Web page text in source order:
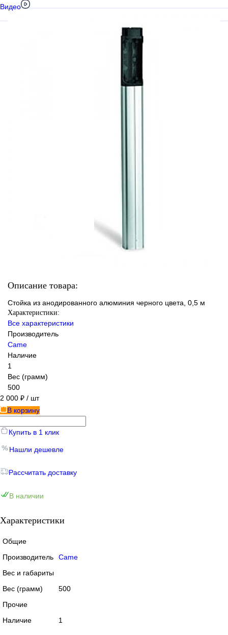
Видео
Описание товара:
Стойка из анодированного алюминия черного цвета, 0,5 м
Характеристики:
Все характеристики
Производитель
Came
Наличие
1
Вес (грамм)
500
2 000 ₽ / шт
В корзину
Купить в 1 клик
Нашли дешевле
Рассчитать доставку
В наличии
Характеристики
Общие
Производитель
Came
Вес и габариты
Вес (грамм)
500
Прочие
Наличие
1